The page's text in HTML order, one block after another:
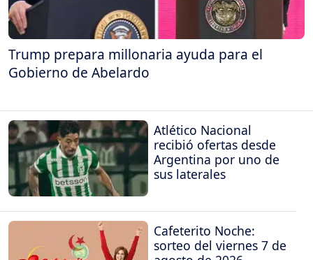
Trump prepara millonaria ayuda para el
Gobierno de Abelardo
Atlético Nacional
recibió ofertas desde
Argentina por uno de
sus laterales
Cafeterito Noche:
sorteo del viernes 7 de